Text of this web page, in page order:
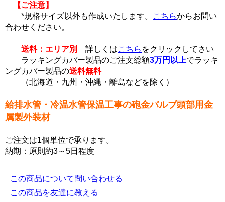
【ご注意】
*規格サイズ以外も作成いたします。
こちらからお問い
合わせください。
送料：エリア別 詳しくはこちら をクリックしてさい
ラッキングカバー製品のご注文総額3万円以上でラッキ
ングカバー製品の送料無料
（北海道・九州・沖縄・離島などを除く）
給排水管・冷温水管保温工事の砲金バルブ頭部用金
属製外装材
ご注文は1個単位で承ります。
納期：原則約3～5日程度
この商品について問い合わせる
この商品を友達に教える